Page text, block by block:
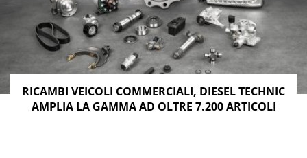
RICAMBI VEICOLI COMMERCIALI, DIESEL TECHNIC
AMPLIA LA GAMMA AD OLTRE 7.200 ARTICOLI